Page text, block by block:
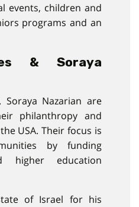
events, children and
programs and an
& Soraya
Nazarian are
philanthropy and
USA. Their focus is
by funding
higher education
of Israel for his